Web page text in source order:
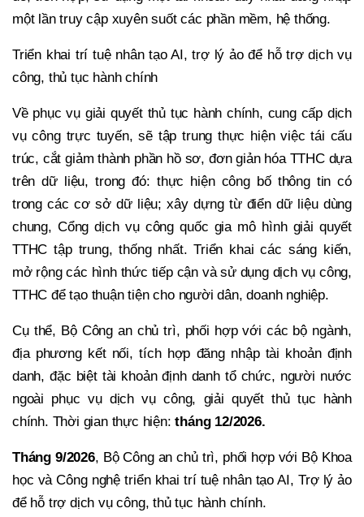
một lần truy cập xuyên suốt các phần mềm, hệ thống.
Triển khai trí tuệ nhân tạo AI, trợ lý ảo để hỗ trợ dịch vụ
công, thủ tục hành chính
Về phục vụ giải quyết thủ tục hành chính, cung cấp dịch
vụ công trực tuyến, sẽ tập trung thực hiện việc tái cấu
trúc, cắt giảm thành phần hồ sơ, đơn giản hóa TTHC dựa
trên dữ liệu, trong đó: thực hiện công bố thông tin có
trong các cơ sở dữ liệu; xây dựng từ điển dữ liệu dùng
chung, Cổng dịch vụ công quốc gia mô hình giải quyết
TTHC tập trung, thống nhất. Triển khai các sáng kiến,
mở rộng các hình thức tiếp cận và sử dụng dịch vụ công,
TTHC để tạo thuận tiện cho người dân, doanh nghiệp.
Cụ thể, Bộ Công an chủ trì, phối hợp với các bộ ngành,
địa phương kết nối, tích hợp đăng nhập tài khoản định
danh, đặc biệt tài khoản định danh tổ chức, người nước
ngoài phục vụ dịch vụ công, giải quyết thủ tục hành
chính. Thời gian thực hiện:tháng 12/2026.
Tháng 9/2026, Bộ Công an chủ trì, phối hợp với Bộ Khoa
học và Công nghệ triển khai trí tuệ nhân tạo AI, Trợ lý ảo
để hỗ trợ dịch vụ công, thủ tục hành chính.